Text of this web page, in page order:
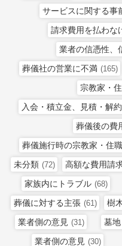
サービスに関する事
請求費用を払わな
業者の信憑性、
葬儀社の営業に不満 (165)
宗教家・
入会・積立金、見積・解
葬儀後の費
葬儀施行時の宗教家・住
未分類 (72) 高額な費用請
家族内にトラブル (68)
葬儀に対する主張 (61) 樹
業者側の意見 (31) 墓
業者側の意見 (30)